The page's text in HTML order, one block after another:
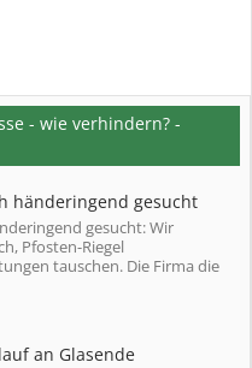
- wie verhindern? -
händeringend gesucht
gesucht: Wir
Pfosten-Riegel
tauschen. Die Firma die
an Glasende